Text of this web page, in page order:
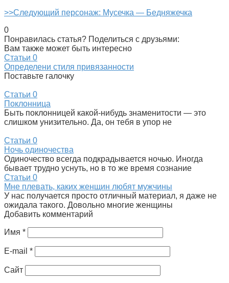
>>Следующий персонаж: Мусечка — Бедняжечка
0
Понравилась статья? Поделиться с друзьями:
Вам также может быть интересно
Статьи 0
Определени стиля привязанности
Поставьте галочку
Статьи 0
Поклонница
Быть поклонницей какой-нибудь знаменитости — это
слишком унизительно. Да, он тебя в упор не
Статьи 0
Ночь одиночества
Одиночество всегда подкрадывается ночью. Иногда
бывает трудно уснуть, но в то же время сознание
Статьи 0
Мне плевать, каких женщин любят мужчины
У нас получается просто отличный материал, я даже не
ожидала такого. Довольно многие женщины
Добавить комментарий
Имя *
E-mail *
Сайт